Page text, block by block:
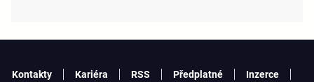
Kontakty Kariéra RSS Předplatné
Inzerce